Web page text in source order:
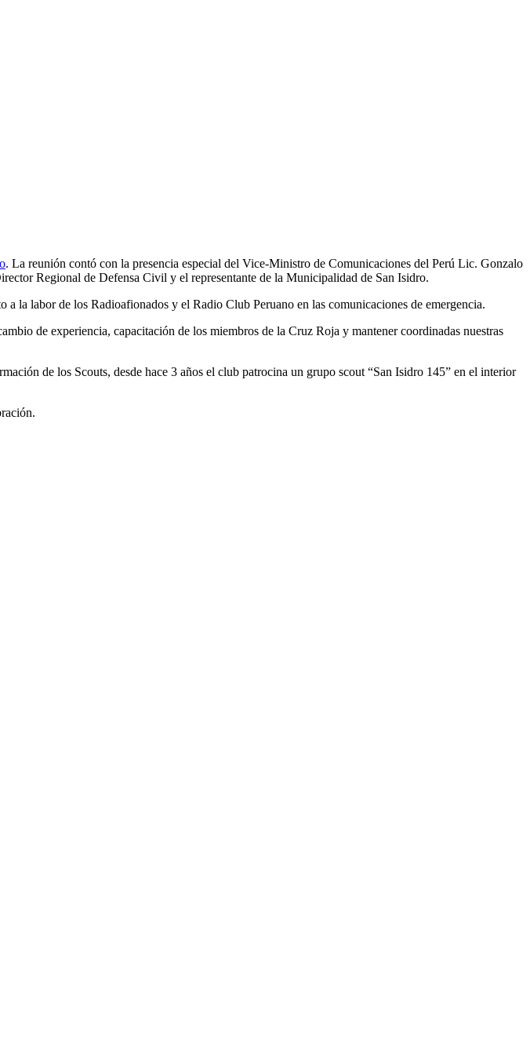
. La reunión contó con la presencia especial del Vice-Ministro de Comunicaciones del Perú Lic. Gonzalo
Regional de Defensa Civil y el representante de la Municipalidad de San Isidro.
la labor de los Radioafionados y el Radio Club Peruano en las comunicaciones de emergencia.
de experiencia, capacitación de los miembros de la Cruz Roja y mantener coordinadas nuestras
de los Scouts, desde hace 3 años el club patrocina un grupo scout “San Isidro 145” en el interior